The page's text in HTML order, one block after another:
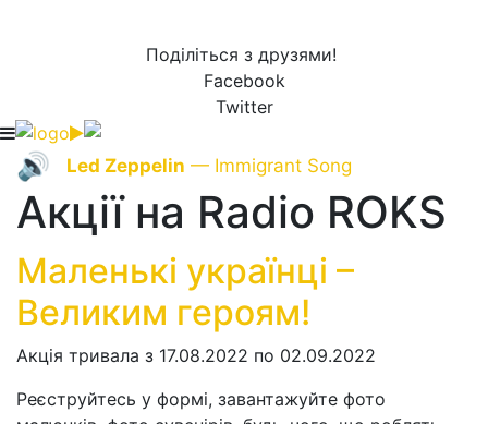
Поділіться з друзями!
Facebook
Twitter
🔊 Led Zeppelin — Immigrant Song
Акції на Radio ROKS
Маленькі українці –
Великим героям!
Акція тривала з 17.08.2022 по 02.09.2022
Реєструйтесь у формі, завантажуйте фото